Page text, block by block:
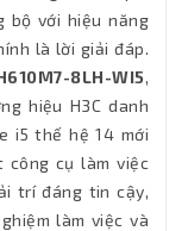
45
bộ với hiệu năng
là lời giải đáp.
8LH-WI5,
hiệu H3C danh
i5 thế hệ 14 mới
công cụ làm việc
trí đáng tin cậy,
làm việc và